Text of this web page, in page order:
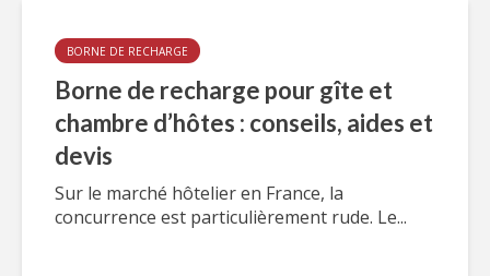
BORNE DE RECHARGE
Borne de recharge pour gîte et
chambre d’hôtes : conseils, aides et
devis
Sur le marché hôtelier en France, la
concurrence est particulièrement rude. Le...